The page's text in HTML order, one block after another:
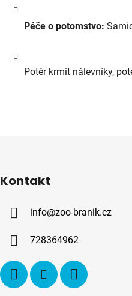
Péče o potomstvo:
Potěr krmit nálevníky,
Kontakt
info@zoo-branik.cz
728364962